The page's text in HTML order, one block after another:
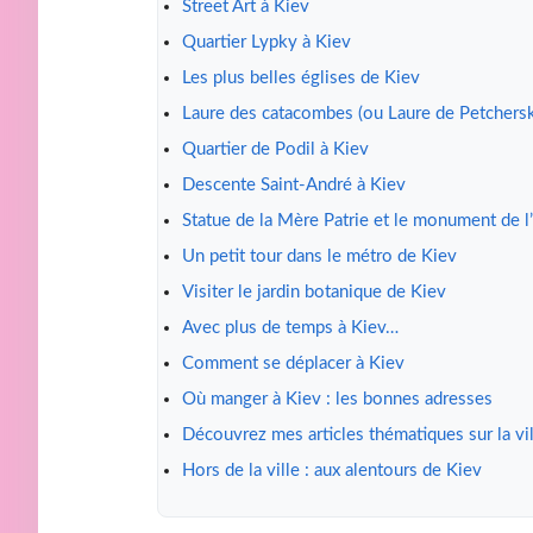
Street Art à Kiev
Quartier Lypky à Kiev
Les plus belles églises de Kiev
Laure des catacombes (ou Laure de
Quartier de Podil à Kiev
Descente Saint-André à Kiev
Statue de la Mère Patrie et le monument de
Un petit tour dans le métro de Kiev
Visiter le jardin botanique de Kiev
Avec plus de temps à Kiev…
Comment se déplacer à Kiev
Où manger à Kiev : les bonnes adresses
Découvrez mes articles thématiques sur la
Hors de la ville : aux alentours de Kiev